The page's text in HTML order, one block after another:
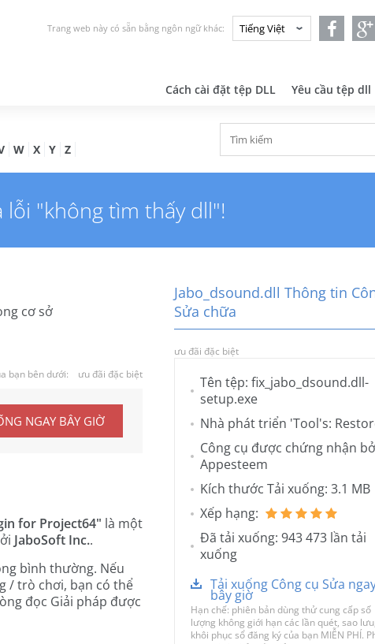
Trang web này có sẵn bằng ngôn ngữ khác:
Cách cài đặt tệp DLL Yêu cầu tệp dll
W X Y Z
lỗi "không tìm thấy dll"!
cơ sở
bạn bên dưới: ưu đãi đặc biệt
NGAY BÂY GIỜ
for Project64" là một
JaboSoft Inc..
bình thường. Nếu
/ trò chơi, bạn có thể
đọc Giải pháp được
Jabo_dsound.dll Thông tin
Sửa chữa
ưu đãi đặc biệt
Tên tệp: fix_jabo_dsound.dll-
setup.exe
Nhà phát triển 'Tool's:
Công cụ được chứng nhận
Appesteem
Kích thước Tải xuống: 3.1 MB
Xếp hạng:
Đã tải xuống: 943 473 lần tải
xuống
Tải xuống Công cụ Sửa
bây giờ
Hạn chế: phiên bản dùng thử cung cấp số
lượng không giới hạn các lần quét, sao lưu,
khôi phục sổ đăng ký của bạn MIỄN PHÍ.